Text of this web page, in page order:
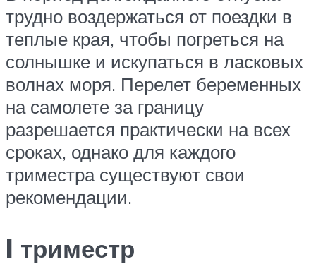
трудно воздержаться от поездки в
теплые края, чтобы погреться на
солнышке и искупаться в ласковых
волнах моря. Перелет беременных
на самолете за границу
разрешается практически на всех
сроках, однако для каждого
триместра существуют свои
рекомендации.
I триместр